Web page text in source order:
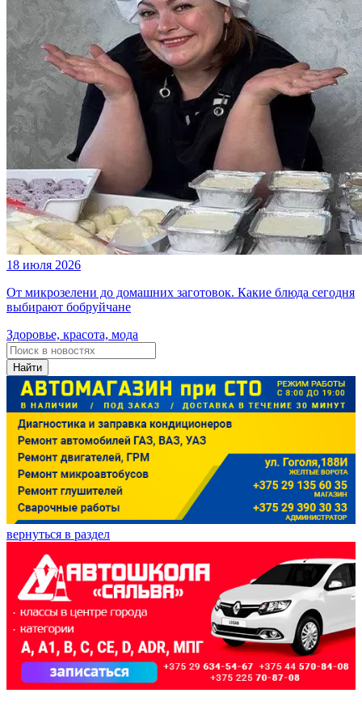
18 июля 2026
От микрозелени до домашних заготовок. Какие блюда сегодня
выбирают бобруйчане
Здоровье, красота, мода
Найти
вернуться в раздел